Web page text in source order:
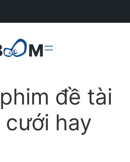
đề tài
hay